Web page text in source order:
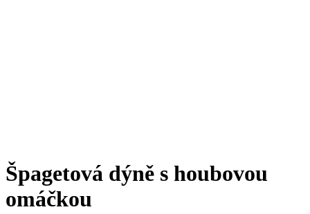
Špagetová dýně s houbovou
omáčkou